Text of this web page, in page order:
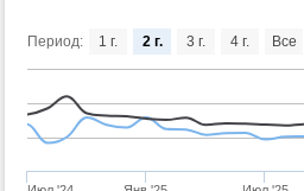
Период: 1 г. 2 г. 3 г. 4 г. Все